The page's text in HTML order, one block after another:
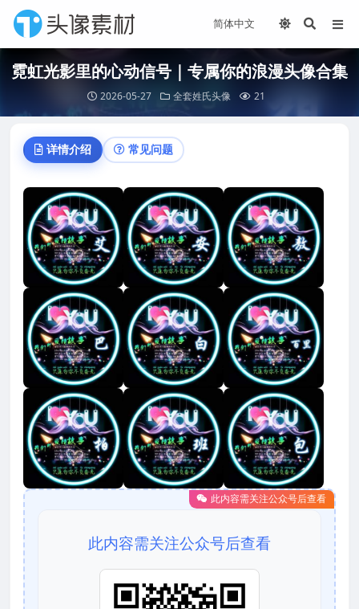
霓虹光影里的心动信号｜专属你的浪漫头像合集
2026-05-27 全套姓氏头像 21
详情介绍 常见问题
此内容需关注公众号后查看
此内容需关注公众号后查看